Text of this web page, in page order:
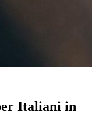
Italiani in